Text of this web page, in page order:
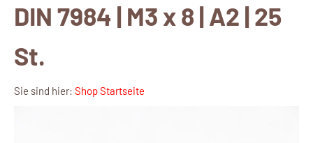
DIN 7984 | M3 x 8 | A2 | 25
St.
Sie sind hier: Shop Startseite